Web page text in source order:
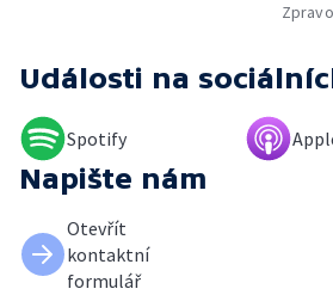
Události na
Spotify
Napište nám
Otevřít
kontaktní
formulář